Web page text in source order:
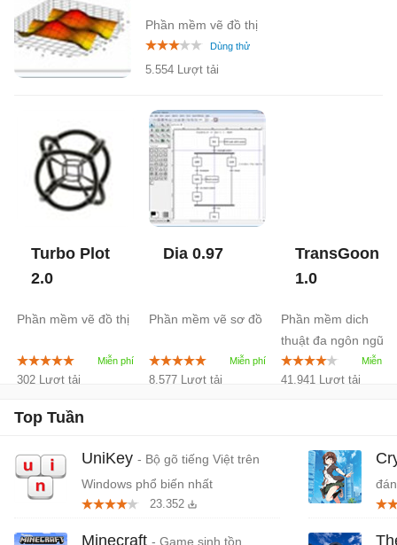
Phần mềm vẽ đồ thị
5.554 Lượt tải
Turbo Plot
2.0
Phần mềm vẽ đồ thị
302 Lượt tải
Dia 0.97
Phần mềm vẽ sơ đồ
8.577 Lượt tải
TransGoon
1.0
Phần mềm dich
thuật đa ngôn ngữ
41.941 Lượt tải
Top Tuần
UniKey - Bộ gõ tiếng Việt trên
Windows phổ biến nhất
23.352
Minecraft - Game sinh tồn